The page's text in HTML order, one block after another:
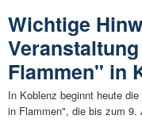
Wichtige
Flammen" in
In Koblenz beginnt heute
in Flammen", die bis zum 9.